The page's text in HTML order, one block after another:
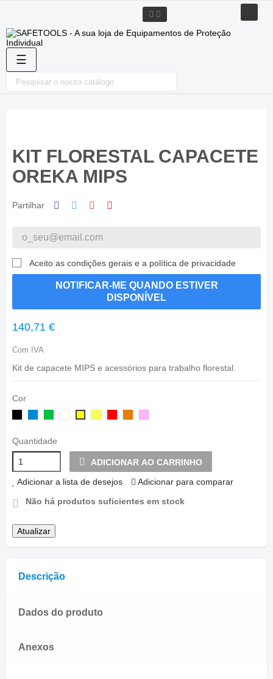
Toggle
navigation
☰
KIT FLORESTAL CAPACETE
OREKA MIPS
Partilhar
Aceito as condições gerais e a política de privacidade
NOTIFICAR-ME QUANDO ESTIVER
DISPONÍVEL
140,71 €
Com IVA
Kit de capacete MIPS e acessórios para trabalho florestal.
Cor
Branco
Quantidade
ADICIONAR AO CARRINHO
Adicionar a lista de desejos
Adicionar para comparar
Não há produtos suficientes em stock
Descrição
Dados do produto
Anexos